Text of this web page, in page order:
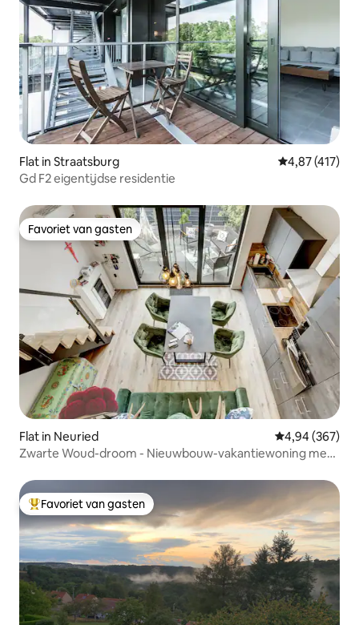
Flat in Straatsburg Gemiddelde
4,87 (417)
Gd F2 eigentijdse residentie
Favoriet van gasten
Favoriet van gasten
Flat in Neuried Gemiddelde
4,94 (367)
Zwarte Woud-droom - Nieuwbouw-vakantiewoning met
Topfavoriet van gasten
Favoriet van gasten